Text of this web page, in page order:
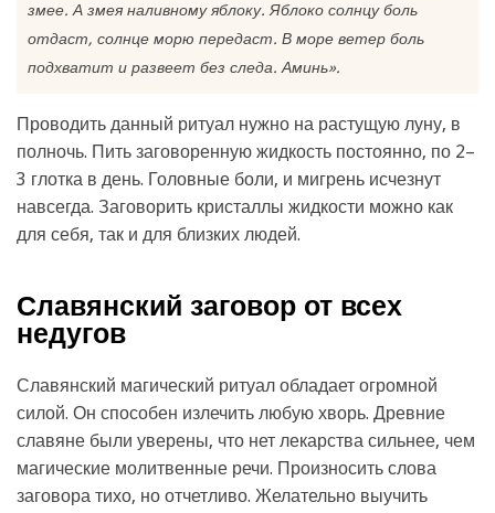
змее. А змея наливному яблоку. Яблоко солнцу боль
отдаст, солнце морю передаст. В море ветер боль
подхватит и развеет без следа. Аминь».
Проводить данный ритуал нужно на растущую луну, в
полночь. Пить заговоренную жидкость постоянно, по 2–
3 глотка в день. Головные боли, и мигрень исчезнут
навсегда. Заговорить кристаллы жидкости можно как
для себя, так и для близких людей.
Славянский заговор от всех
недугов
Славянский магический ритуал обладает огромной
силой. Он способен излечить любую хворь. Древние
славяне были уверены, что нет лекарства сильнее, чем
магические молитвенные речи. Произносить слова
заговора тихо, но отчетливо. Желательно выучить